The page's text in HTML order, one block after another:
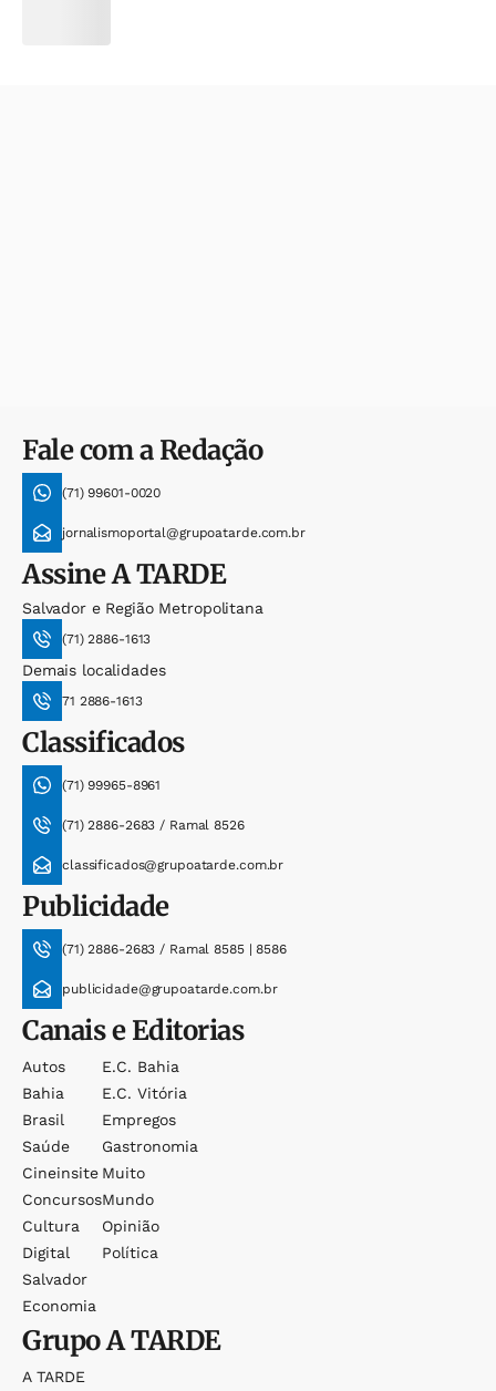
Fale com a Redação
(71) 99601-0020
jornalismoportal@grupoatarde.com.br
AssineA TARDE
Salvador e Região Metropolitana
(71) 2886-1613
Demais localidades
71 2886-1613
Classificados
(71) 99965-8961
(71) 2886-2683 / Ramal 8526
classificados@grupoatarde.com.br
Publicidade
(71) 2886-2683 / Ramal 8585 | 8586
publicidade@grupoatarde.com.br
Canais e Editorias
Autos
Bahia
Brasil
Saúde
Cineinsite
Concursos
Cultura
Digital
Salvador
Economia
E.c. Bahia
E.c. Vitória
Empregos
Gastronomia
Muito
Mundo
Opinião
Política
GrupoA TARDE
A TARDE